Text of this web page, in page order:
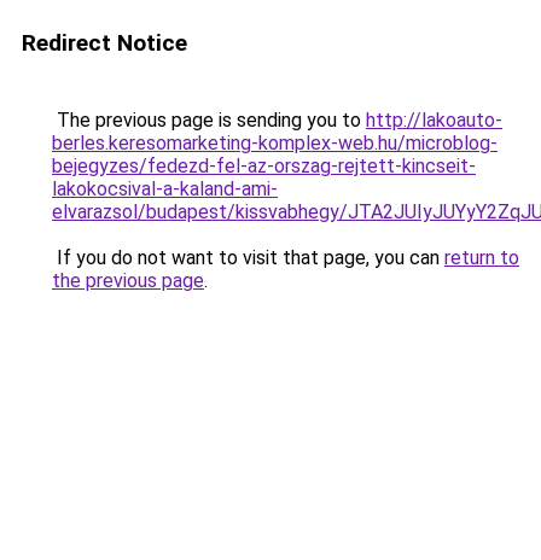
Redirect Notice
The previous page is sending you to http://lakoauto-
berles.keresomarketing-komplex-web.hu/microblog-
bejegyzes/fedezd-fel-az-orszag-rejtett-kincseit-
lakokocsival-a-kaland-ami-
elvarazsol/budapest/kissvabhegy/
If you do not want to visit that page, you can return to
the previous page.